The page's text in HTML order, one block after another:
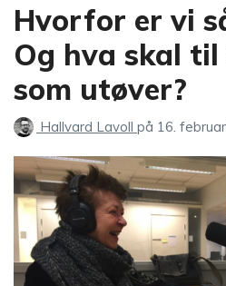
Hvorfor er vi
Og hva skal
som utøver?
Hallvard Lavoll på 16.